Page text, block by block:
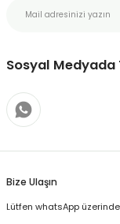
Sosyal Medyada
Bize Ulaşın
Lütfen whatsApp